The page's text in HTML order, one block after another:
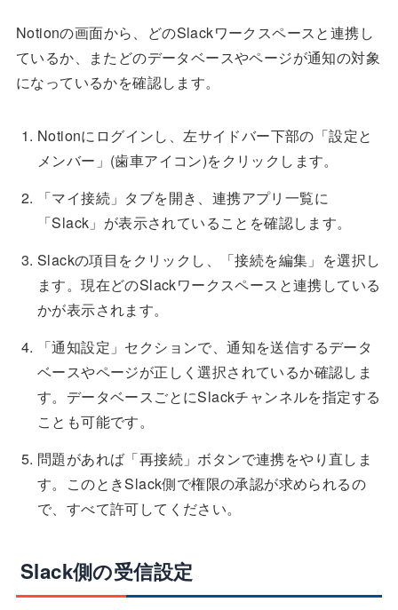
Notionの画面から、どのSlackワークスペースと連携し
ているか、またどのデータベースやページが通知の対象
になっているかを確認します。
Notionにログインし、左サイドバー下部の「設定と
メンバー」(歯車アイコン)をクリックします。
「マイ接続」タブを開き、連携アプリ一覧に
「Slack」が表示されていることを確認します。
Slackの項目をクリックし、「接続を編集」を選択し
ます。現在どのSlackワークスペースと連携している
かが表示されます。
「通知設定」セクションで、通知を送信するデータ
ベースやページが正しく選択されているか確認しま
す。データベースごとにSlackチャンネルを指定する
ことも可能です。
問題があれば「再接続」ボタンで連携をやり直しま
す。このときSlack側で権限の承認が求められるの
で、すべて許可してください。
Slack側の受信設定